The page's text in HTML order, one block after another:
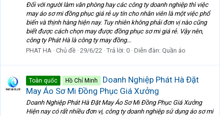
Đối với người làm văn phòng hay các công ty doanh nghiệp thì việc
may áo sơ mi đồng phục giá rẻ uy tín cho nhân viên là một việc phổ
biến và thịnh hàng hiện nay. Tuy nhiên không phải đơn vị nào cũng
biết được cách chọn may được đồng phục sơ mi giá rẻ. Vậy nên,
công ty Phát Hà là công ty may đồng...
PHAT HA Chủ đề 29/6/22 Trả lời: 0 Diễn đàn: Quần áo
Toàn quốc Hồ Chí Minh
Doanh Nghiệp Phát Hà Đặt
May Áo Sơ Mi Đồng Phục Giá Xưởng
Doanh Nghiệp Phát Hà Đặt May Áo Sơ Mi Đồng Phục Giá Xưởng
Hiện nay có rất nhiều đơn vị, công ty doanh nghiệp sử dụng áo sơ mi